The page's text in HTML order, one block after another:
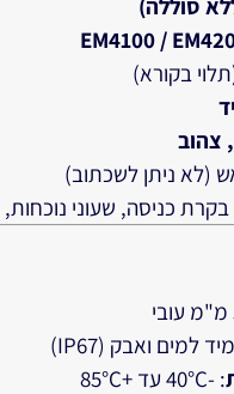
EM4100 /
בקורא)
צהוב
(לא ניתן לשכתוב)
כניסה, שעוני נוכחות,
: -40°C עד +85°C